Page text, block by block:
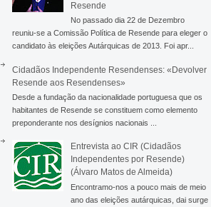
Resende
No passado dia 22 de Dezembro
reuniu-se a Comissão Política de Resende para eleger o
candidato às eleições Autárquicas de 2013. Foi apr...
Cidadãos Independente Resendenses: «Devolver
Resende aos Resendenses»
Desde a fundação da nacionalidade portuguesa que os
habitantes de Resende se constituem como elemento
preponderante nos desígnios nacionais ...
Entrevista ao CIR (Cidadãos
Independentes por Resende)
(Álvaro Matos de Almeida)
Encontramo-nos a pouco mais de meio
ano das eleições autárquicas, dai surge